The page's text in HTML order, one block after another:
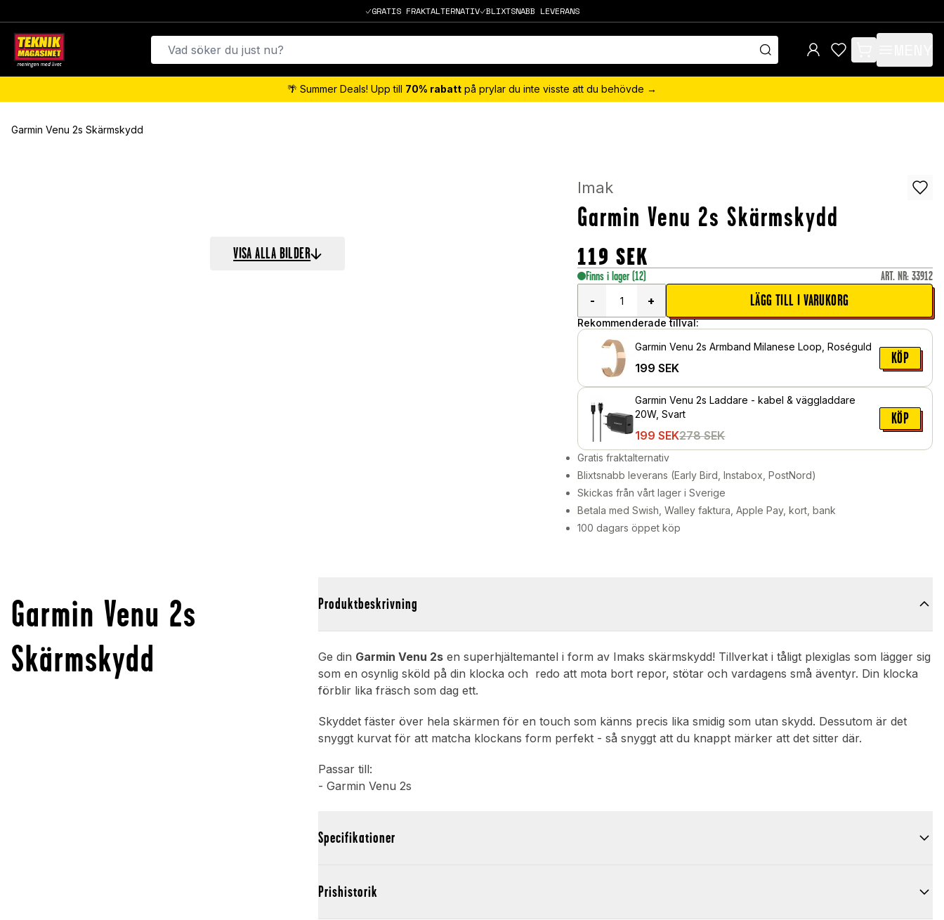
GRATIS FRAKTALTERNATIV BLIXTSNABB LEVERANS
items in cart, view
🌴 Summer Deals! Upp till 70% rabatt på prylar du inte visste att du behövde →
Garmin Venu 2s Skärmskydd
VISA ALLA BILDER
Imak
Garmin Venu 2s Skärmskydd
119 SEK
Finns i lager (12) ART. NR: 33912
-
+ LÄGG TILL I VARUKORG
Rekommenderade tillval:
Garmin Venu 2s Armband Milanese Loop, Roséguld
199 SEK
KÖP
Garmin Venu 2s Laddare - kabel & väggladdare
20W, Svart
199 SEK278 SEK
KÖP
Gratis fraktalternativ
Blixtsnabb leverans (Early Bird, Instabox, PostNord)
Skickas från vårt lager i Sverige
Betala med Swish, Walley faktura, Apple Pay, kort, bank
100 dagars öppet köp
Garmin Venu 2s
Skärmskydd
Produktbeskrivning
Ge din Garmin Venu 2s en superhjältemantel i form av Imaks skärmskydd! Tillverkat i tåligt plexiglas som lägger sig
som en osynlig sköld på din klocka och redo att mota bort repor, stötar och vardagens små äventyr. Din klocka
förblir lika fräsch som dag ett.
Skyddet fäster över hela skärmen för en touch som känns precis lika smidig som utan skydd. Dessutom är det
snyggt kurvat för att matcha klockans form perfekt - så snyggt att du knappt märker att det sitter där.
Passar till:
- Garmin Venu 2s
Specifikationer
Prishistorik